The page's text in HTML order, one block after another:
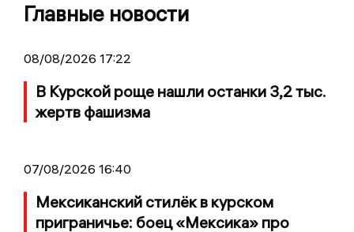
Главные новости
08/08/2026 17:22
В Курской роще нашли останки 3,2 тыс.
жертв фашизма
07/08/2026 16:40
Мексиканский стилёк в курском
приграничье: боец «Мексика» про